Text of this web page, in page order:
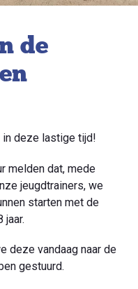
de
in deze lastige tijd!
melden dat, mede
jeugdtrainers, we
starten met de
jaar.
deze vandaag naar de
gestuurd.